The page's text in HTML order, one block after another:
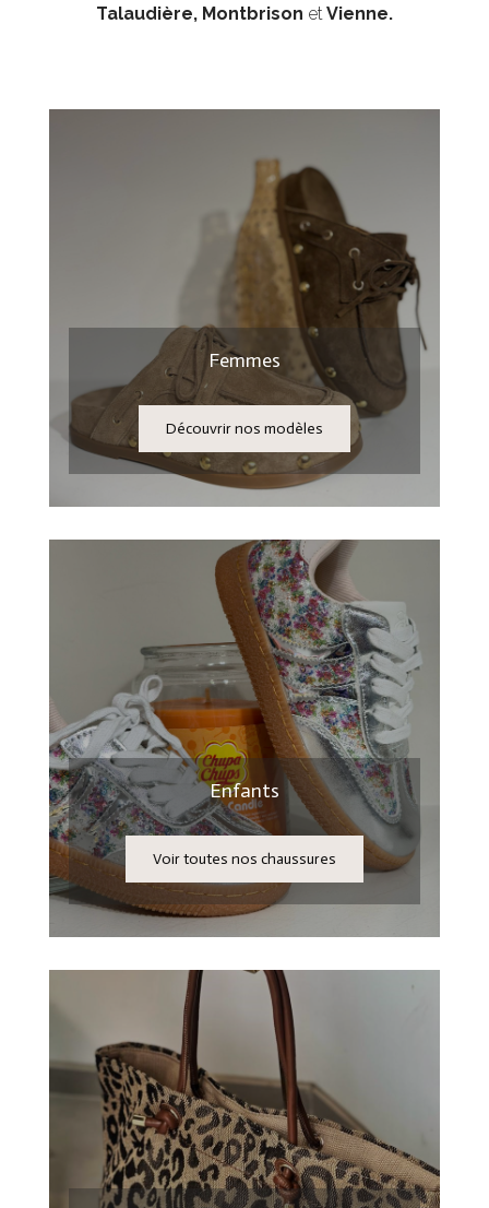
Talaudière, Montbrison etVienne.
Femmes
Découvrir nos modèles
Enfants
Voir toutes nos chaussures